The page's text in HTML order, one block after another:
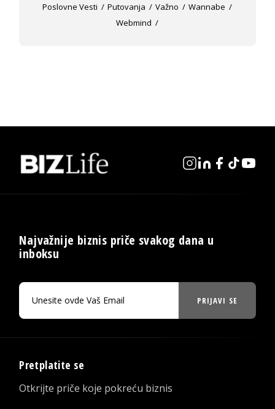
Poslovne Vesti
Putovanja Važno
Wannabe
Webmind
Najvažnije biznis priče svakog dana u
inboksu
PRIJAVI SE
Pretplatite se
Otkrijte priče koje pokreću biznis